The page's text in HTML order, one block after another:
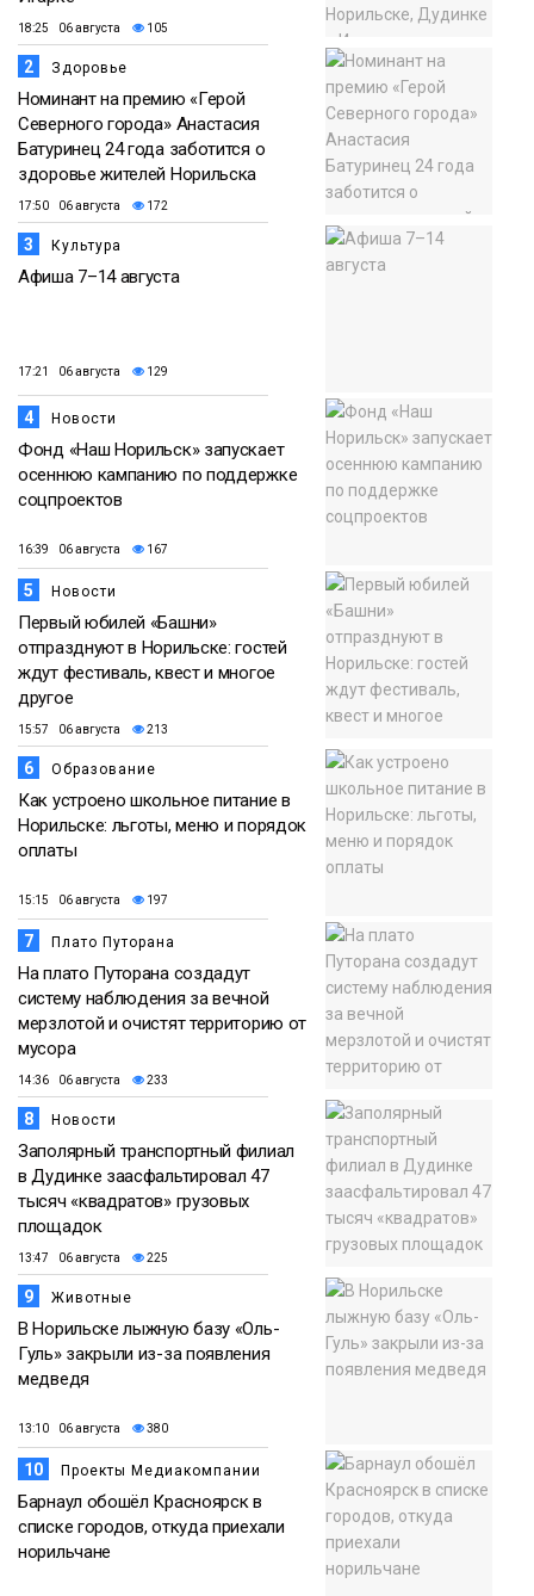
18:25 06 августа 105
2 Здоровье
Номинант на премию «Герой
Северного города» Анастасия
Батуринец 24 года заботится о
здоровье жителей Норильска
17:50 06 августа 172
3 Культура
Афиша 7–14 августа
17:21 06 августа 129
4 Новости
Фонд «Наш Норильск» запускает
осеннюю кампанию по поддержке
соцпроектов
16:39 06 августа 167
5 Новости
Первый юбилей «Башни»
отпразднуют в Норильске: гостей
ждут фестиваль, квест и многое
другое
15:57 06 августа 213
6 Образование
Как устроено школьное питание в
Норильске: льготы, меню и порядок
оплаты
15:15 06 августа 197
7 Плато Путорана
На плато Путорана создадут
систему наблюдения за вечной
мерзлотой и очистят территорию от
мусора
14:36 06 августа 233
8 Новости
Заполярный транспортный филиал
в Дудинке заасфальтировал 47
тысяч «квадратов» грузовых
площадок
13:47 06 августа 225
9 Животные
В Норильске лыжную базу «Оль-
Гуль» закрыли из-за появления
медведя
13:10 06 августа 380
10 Проекты Медиакомпании
Барнаул обошёл Красноярск в
списке городов, откуда приехали
норильчане